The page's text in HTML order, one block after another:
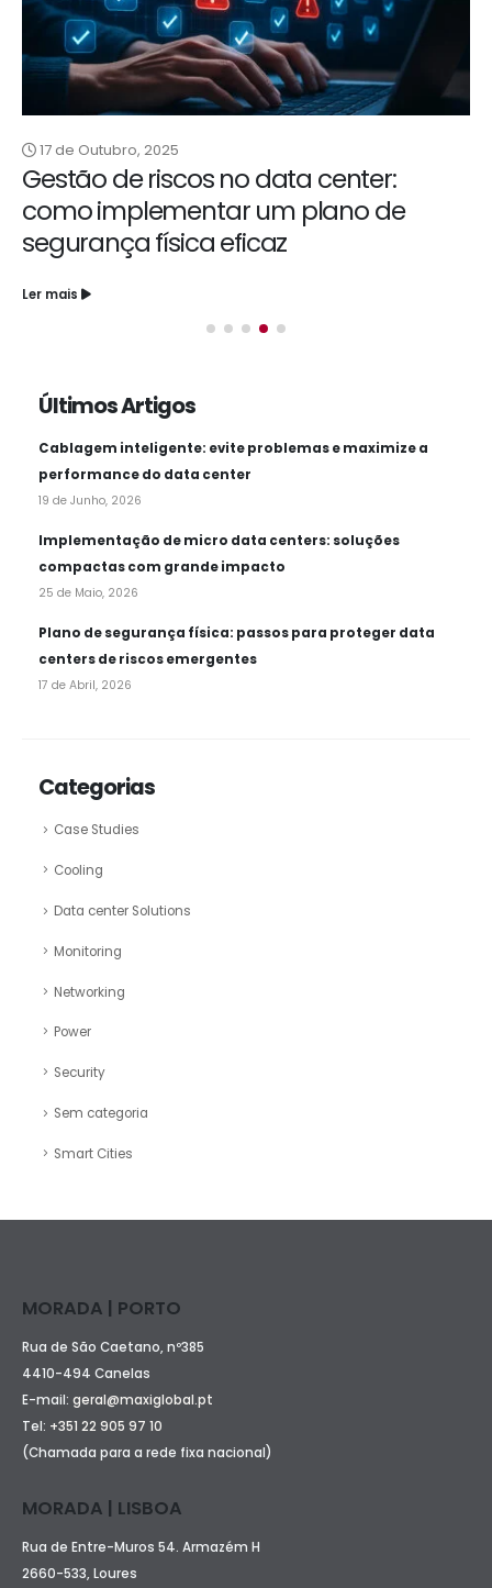
17 de Abril, 2026
Plano de segurança física: passos
para proteger data centers de riscos
emergentes
Ler mais
Últimos Artigos
Cablagem inteligente: evite problemas e maximize a
performance do data center
19 de Junho, 2026
Implementação de micro data centers: soluções
compactas com grande impacto
25 de Maio, 2026
Plano de segurança física: passos para proteger data
centers de riscos emergentes
17 de Abril, 2026
Categorias
Case Studies
Cooling
Data center Solutions
Monitoring
Networking
Power
Security
Sem categoria
Smart Cities
MORADA | PORTO
Rua de São Caetano, nº385
4410-494 Canelas
E-mail: geral@maxiglobal.pt
Tel: +351 22 905 97 10
(Chamada para a rede fixa nacional)
MORADA | LISBOA
Rua de Entre-Muros 54. Armazém H
2660-533, Loures